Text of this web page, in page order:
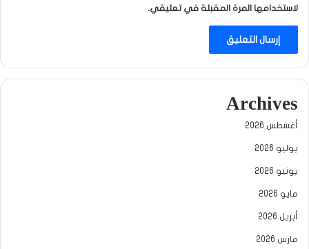
لاستخدامها المرة المقبلة في تعليقي.
Archives
أغسطس 2026
يوليو 2026
يونيو 2026
مايو 2026
أبريل 2026
مارس 2026